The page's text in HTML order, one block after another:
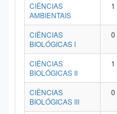
CIÊNCIAS
AMBIENTAIS
1
CIÊNCIAS
BIOLÓGICAS I
0
CIÊNCIAS
BIOLÓGICAS II
1
CIÊNCIAS
BIOLÓGICAS III
0